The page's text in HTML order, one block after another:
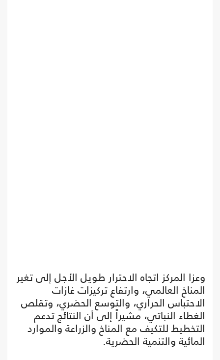
وعزا المركز اتجاه الاحترار طويل الأجل إلى تغير
المناخ العالمي، وارتفاع تركيزات غازات
الاحتباس الحراري، والتوسع الحضري، وتقلص
الغطاء النباتي، مشيراً إلى أن النتائج تدعم
التخطيط للتكيف مع المناخ والزراعة والموارد
المائية والتنمية الحضرية.